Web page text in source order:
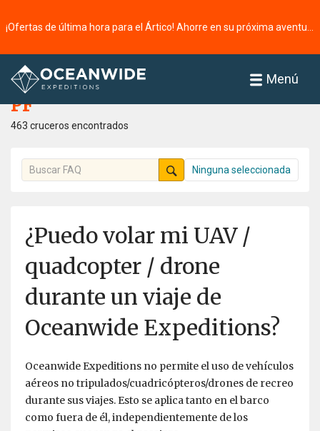
Menú
Página principal
PF
463 cruceros encontrados
Ninguna seleccionada
¿Puedo volar mi UAV /
quadcopter / drone
durante un viaje de
Oceanwide Expeditions?
Oceanwide Expeditions no permite el uso de vehículos
aéreos no tripulados/cuadricópteros/drones de recreo
durante sus viajes. Esto se aplica tanto en el barco
como fuera de él, independientemente de los